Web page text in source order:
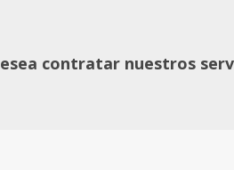
contratar nuestros